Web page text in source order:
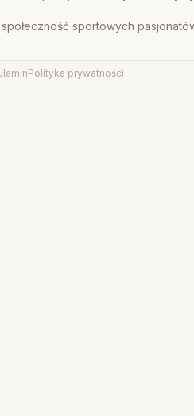
sportowych
Polityka prywatności